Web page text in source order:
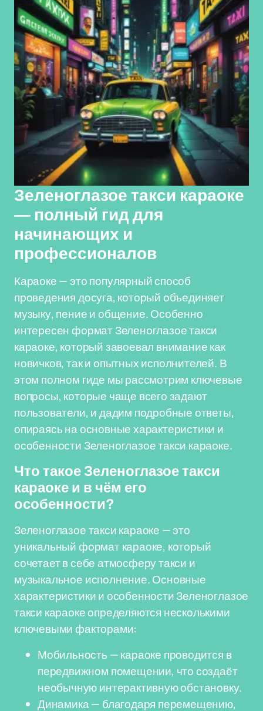
Зеленоглазое такси караоке
— полный гид для
начинающих и
профессионалов
Караоке — это популярный способ
проведения досуга, который объединяет
музыку, пение и общение. Особенно
интересен формат Зеленоглазое такси
караоке, который завоевал внимание как
новичков, так и опытных исполнителей. В
этом полном гиде мы рассмотрим ключевые
вопросы, которые чаще всего задают
пользователи, и дадим подробные ответы,
опираясь на основные характеристики и
особенности Зеленоглазое такси караоке.
Что такое Зеленоглазое такси
караоке и в чём его
особенности?
Зеленоглазое такси караоке — это
уникальный формат караоке, который
сочетает в себе атмосферу такси и
музыкальное исполнение. Основные
характеристики и особенности Зеленоглазое
такси караоке определяются несколькими
ключевыми факторами:
Мобильность — караоке проводится в
передвижном помещении, что создаёт
необычную интерактивную обстановку.
Динамика — благодаря перемещению,